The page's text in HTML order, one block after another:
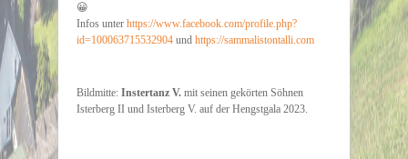
Infos unter https://www.facebook.com/profile.php?
id=100063715532904 und https://sammalistontalli.com
Bildmitte: Instertanz V. mit seinen gekörten Söhnen
Isterberg II und Isterberg V. auf der Hengstgala 2023.